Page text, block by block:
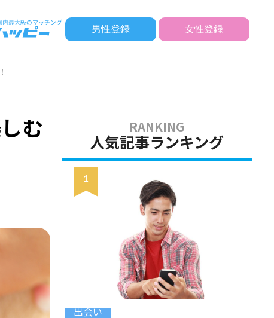
男性登録 女性登録
む
人気記事ランキング
出会い